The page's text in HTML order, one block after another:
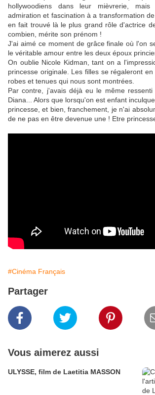
hollywoodiens dans leur mièvrerie,
admiration et fascination à a transformation
en fait trouvé là le plus grand rôle d'actrice
combien, mérite son prénom !
J'ai aimé ce moment de grâce finale où l'on
le véritable amour entre les deux époux
On oublie Nicole Kidman, tant on a
princesse originale. Les filles se régaleront
robes et tenues qui nous sont montrées.
Par contre, j'avais déjà eu le même
Diana... Alors que lorsqu'on est enfant
princesse, et bien, franchement, je n'ai
de ne pas en être devenue une ! Etre
#Cinéma Français
Partager
Vous aimerez aussi
ULYSSE, film de Laetitia MASSON